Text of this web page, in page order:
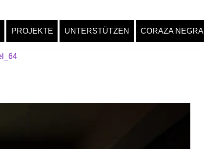
PROJEKTE UNTERSTÜTZEN CORAZA NEGRA